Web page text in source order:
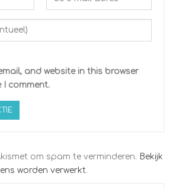
and website in this browser
I comment.
om spam te verminderen. Bekijk
worden verwerkt.